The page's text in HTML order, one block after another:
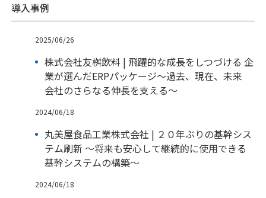
導入事例
2025/06/26
株式会社友桝飲料 | 飛躍的な成長をしつづける 企
業が選んだERPパッケージ～過去、現在、未来
会社のさらなる伸長を支える～
2024/06/18
丸美屋食品工業株式会社 | ２０年ぶりの基幹シス
テム刷新 ～将来も安心して継続的に使用できる
基幹システムの構築～
2024/06/18